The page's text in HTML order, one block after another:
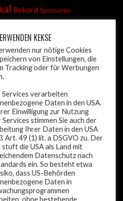
RekordSponsoren
Tiroler Liga
Turnier Weltcup wm
KEKSE
nur nötige Cookies
von Einstellungen, die
Tracking oder für Werbungen
Services verarbeiten
Daten in den USA.
Einwilligung zur Nutzung
Services stimmen Sie auch der
Ihrer Daten in den USA
Art. 49 (1) lit. a DSGVO zu. Der
stuft die USA als Land mit
Datenschutz nach
ein. So besteht etwa
dass US-Behörden
Daten in
ohne bestehende